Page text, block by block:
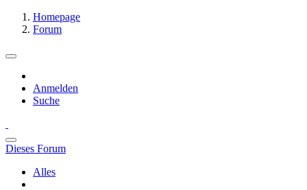
Homepage
Forum
Anmelden
Suche
Dieses Forum
Alles